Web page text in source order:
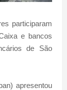
participaram
e bancos
de São
apresentou